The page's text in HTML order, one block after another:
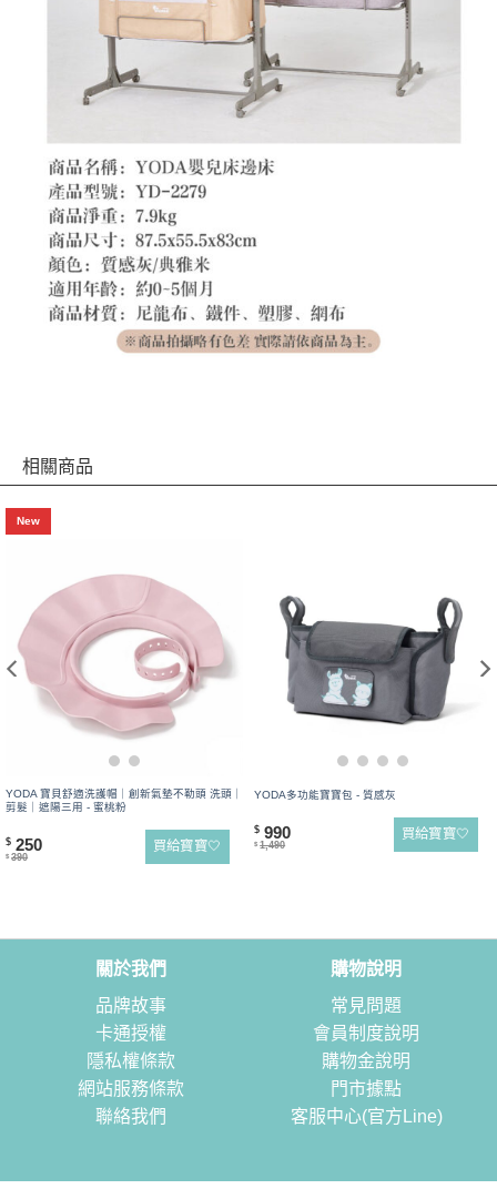
相關商品
New
YODA 寶貝舒適洗護帽｜創新氣墊不勒頭 洗頭｜
剪髮｜遮陽三用 - 蜜桃粉
$ 250
$ 390
買給寶寶🤍
YODA多功能寶寶包 - 質感灰
$ 990
$ 1,490
買給寶寶🤍
關於我們
品牌故事
卡通授權
隱私權條款
網站服務條款
聯絡我們
購物說明
常見問題
會員制度說明
購物金說明
門市據點
客服中心(官方Line)